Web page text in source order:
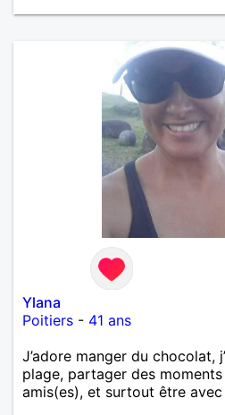
Ylana
Poitiers - 41 ans
J’adore manger du chocolat,
plage, partager des
amis(es), et surtout être